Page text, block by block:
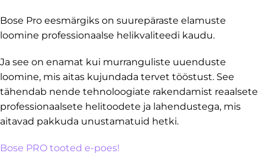
Bose Pro eesmärgiks on suurepäraste elamuste
loomine professionaalse helikvaliteedi kaudu.
Ja see on enamat kui murranguliste uuenduste
loomine, mis aitas kujundada tervet tööstust. See
tähendab nende tehnoloogiate rakendamist reaalsete
professionaalsete helitoodete ja lahendustega, mis
aitavad pakkuda unustamatuid hetki.
Bose PRO tooted e-poes!